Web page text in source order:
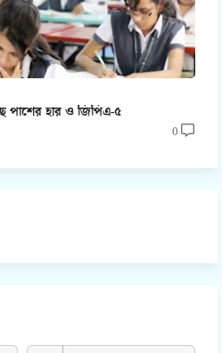
পাশের হার ও জিপিএ-৫
0